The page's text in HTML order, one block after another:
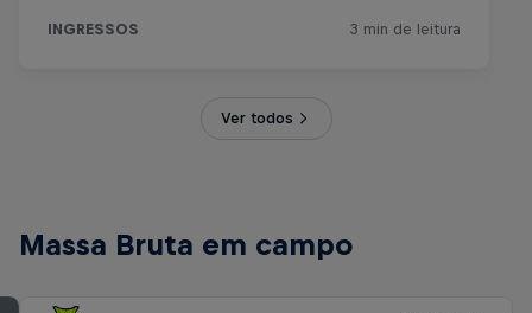
Ver todos
Massa Bruta em campo